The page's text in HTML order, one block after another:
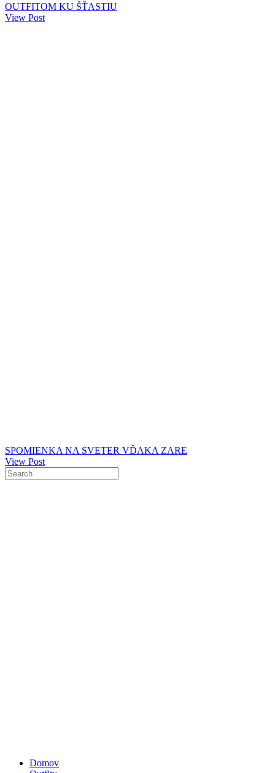
OUTFITOM KU ŠŤASTIU
View Post
SPOMIENKA NA SVETER VĎAKA ZARE
View Post
Domov